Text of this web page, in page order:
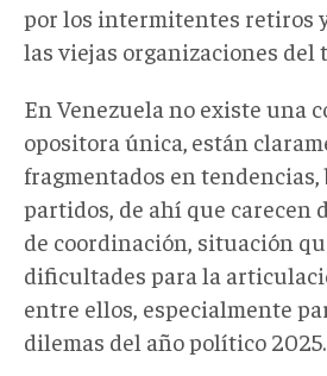
por los intermitentes retiros
las viejas organizaciones
En Venezuela no existe una
opositora única, están
fragmentados en tendencias,
partidos, de ahí que carecen
de coordinación, situación
dificultades para la
entre ellos, especialmente
dilemas del año político 2025.